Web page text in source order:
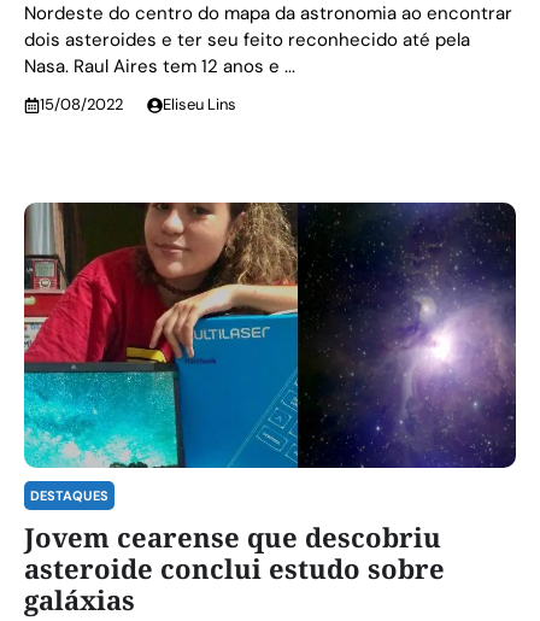
Nordeste do centro do mapa da astronomia ao encontrar
dois asteroides e ter seu feito reconhecido até pela
Nasa. Raul Aires tem 12 anos e ...
15/08/2022 Eliseu Lins
DESTAQUES
Jovem cearense que descobriu
asteroide conclui estudo sobre
galáxias